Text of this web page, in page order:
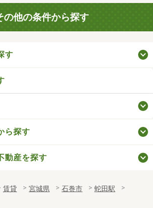
の他の条件から探す
す
ら探す
動産を探す
賃貸 宮城県 石巻市
蛇田駅